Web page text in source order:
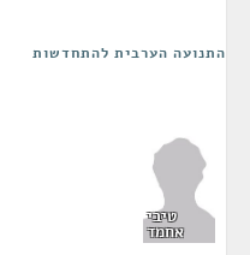
התנועה הערבית להתחדשות
טיבי
אחמד